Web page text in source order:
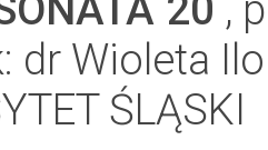
dr Wioleta
ŚLĄSKI